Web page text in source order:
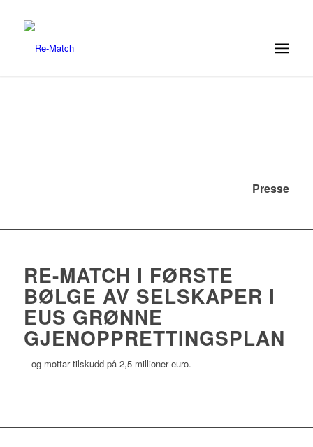
Presse
RE-MATCH I FØRSTE
BØLGE AV SELSKAPER I
EUS GRØNNE
GJENOPPRETTINGSPLAN
– og mottar tilskudd på 2,5 millioner euro.